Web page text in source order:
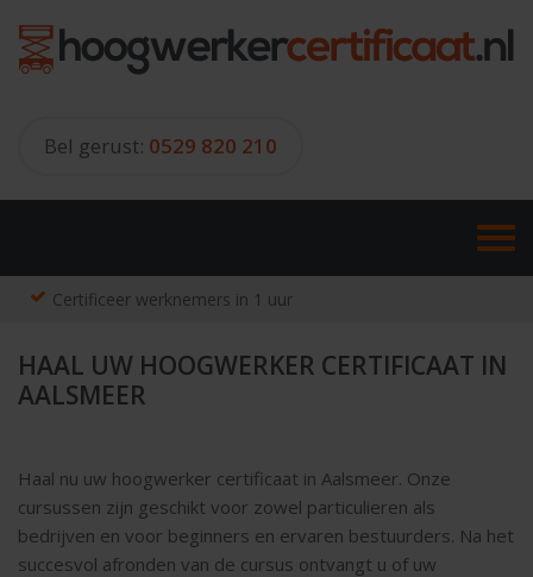
content
Bel gerust: 0529 820 210
Certificeer werknemers in 1 uur
HAAL UW HOOGWERKER CERTIFICAAT IN
AALSMEER
Haal nu uw hoogwerker certificaat in Aalsmeer. Onze
cursussen zijn geschikt voor zowel particulieren als
bedrijven en voor beginners en ervaren bestuurders. Na het
succesvol afronden van de cursus ontvangt u of uw